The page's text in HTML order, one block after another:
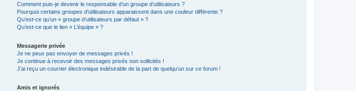
Comment puis-je devenir le responsable d’un groupe d’utilisateurs ?
Pourquoi certains groupes d’utilisateurs apparaissent dans une couleur différente ?
Qu’est-ce qu’un « groupe d’utilisateurs par défaut » ?
Qu’est-ce que le lien « L’équipe » ?
Messagerie privée
Je ne peux pas envoyer de messages privés !
Je continue à recevoir des messages privés non sollicités !
J’ai reçu un courrier électronique indésirable de la part de quelqu’un sur ce forum !
Amis et ignorés